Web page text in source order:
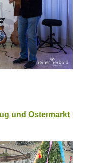
und Ostermarkt